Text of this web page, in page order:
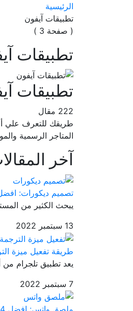
الرئيسية
تطبيقات آيفون
( صفحة 3 )
تطبيقات
تطبيقات
222 مقال
المتاجر الرسمية
آخر
تصميم ديكورات: افضل 3 برامج مصمم ديكورات على
يبحث الكثير من
13 سبتمبر 2022
طريقة تفعيل ميزة
يعد تطبيق تلجرام من
7 سبتمبر 2022